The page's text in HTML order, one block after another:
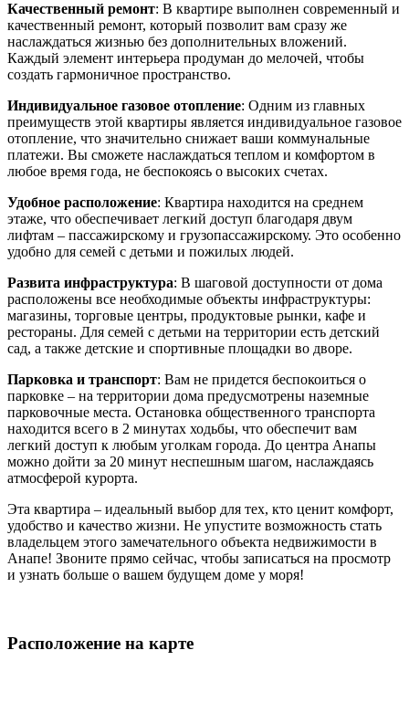
Качественный ремонт: В квартире выполнен современный и
качественный ремонт, который позволит вам сразу же
наслаждаться жизнью без дополнительных вложений.
Каждый элемент интерьера продуман до мелочей, чтобы
создать гармоничное пространство.
Индивидуальное газовое отопление: Одним из главных
преимуществ этой квартиры является индивидуальное газовое
отопление, что значительно снижает ваши коммунальные
платежи. Вы сможете наслаждаться теплом и комфортом в
любое время года, не беспокоясь о высоких счетах.
Удобное расположение: Квартира находится на среднем
этаже, что обеспечивает легкий доступ благодаря двум
лифтам – пассажирскому и грузопассажирскому. Это особенно
удобно для семей с детьми и пожилых людей.
Развита инфраструктура: В шаговой доступности от дома
расположены все необходимые объекты инфраструктуры:
магазины, торговые центры, продуктовые рынки, кафе и
рестораны. Для семей с детьми на территории есть детский
сад, а также детские и спортивные площадки во дворе.
Парковка и транспорт: Вам не придется беспокоиться о
парковке – на территории дома предусмотрены наземные
парковочные места. Остановка общественного транспорта
находится всего в 2 минутах ходьбы, что обеспечит вам
легкий доступ к любым уголкам города. До центра Анапы
можно дойти за 20 минут неспешным шагом, наслаждаясь
атмосферой курорта.
Эта квартира – идеальный выбор для тех, кто ценит комфорт,
удобство и качество жизни. Не упустите возможность стать
владельцем этого замечательного объекта недвижимости в
Анапе! Звоните прямо сейчас, чтобы записаться на просмотр
и узнать больше о вашем будущем доме у моря!
Расположение на карте